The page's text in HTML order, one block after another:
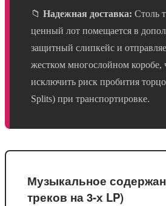
📁 Надежная доставка: Столь
ценный лот помещается в
защитный слипкейс и
жестком многослойном коробе,
исключить риск пробития
Splits) при транспортировке.
Музыкальное
треков на 3-х LP)